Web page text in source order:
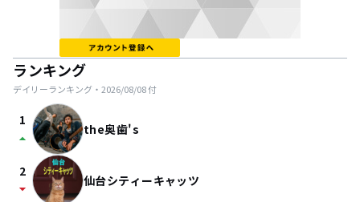
ランキング
デイリーランキング・ 2026/08/08付
1
arrow_drop_up the奥歯's
2
arrow_drop_down 仙台シティーキャッツ